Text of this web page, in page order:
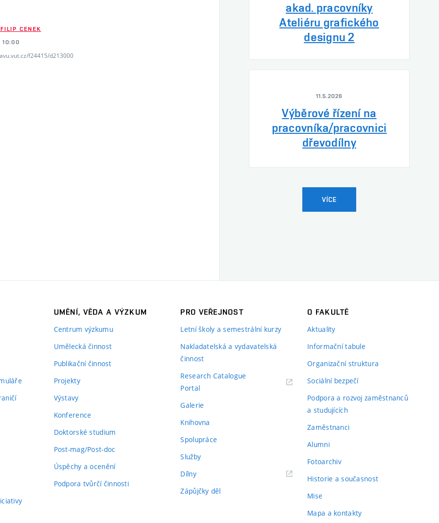
CENEK
f24415/d213000
akad. pracovníky
Ateliéru grafického
designu 2
11.5.2026
Výběrové řízení na
pracovníka/pracovnici
dřevodílny
VÍCE
UMĚNÍ, VĚDA A VÝZKUM
Centrum výzkumu
Umělecká činnost
Publikační činnost
Projekty
Výstavy
Konference
Doktorské studium
Post-mag/Post-doc
Úspěchy a ocenění
Podpora tvůrčí činnosti
PRO VEŘEJNOST
Letní školy a semestrální kurzy
Nakladatelská a vydavatelská
činnost
Research Catalogue
Portal
Galerie
Knihovna
Spolupráce
Služby
Dílny
Zápůjčky děl
O FAKULTĚ
Aktuality
Informační tabule
Organizační struktura
Sociální bezpečí
Podpora a rozvoj zaměstnanců
a studujících
Zaměstnanci
Alumni
Fotoarchiv
Historie a současnost
Mise
Mapa a kontakty